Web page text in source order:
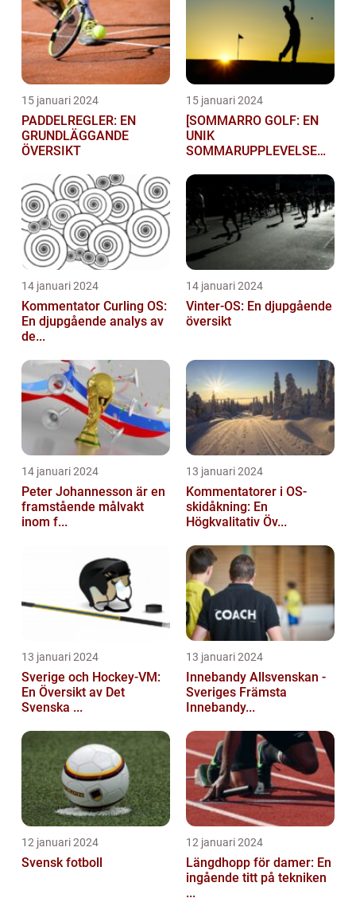
15 januari 2024
PADDELREGLER: EN
GRUNDLÄGGANDE
ÖVERSIKT
15 januari 2024
[SOMMARRO GOLF: EN
UNIK
SOMMARUPPLEVELSE
14 januari 2024
Kommentator Curling OS:
En djupgående analys av
de...
14 januari 2024
Vinter-OS: En djupgående
översikt
14 januari 2024
Peter Johannesson är en
framstående målvakt
inom f...
13 januari 2024
Kommentatorer i OS-
skidåkning: En
Högkvalitativ Öv...
13 januari 2024
Sverige och Hockey-VM:
En Översikt av Det
Svenska ...
13 januari 2024
Innebandy Allsvenskan -
Sveriges Främsta
Innebandy...
12 januari 2024
Svensk fotboll
12 januari 2024
Längdhopp för damer: En
ingående titt på tekniken
...